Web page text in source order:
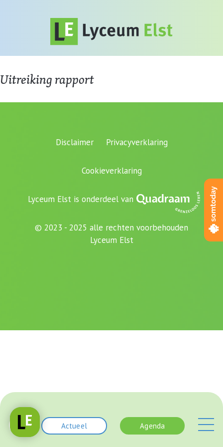
Actueel Agenda
Uitreiking rapport
Disclaimer Privacyverklaring
Cookieverklaring
Lyceum Elst is onderdeel van
© 2023 - 2025 alle rechten voorbehouden
Lyceum Elst